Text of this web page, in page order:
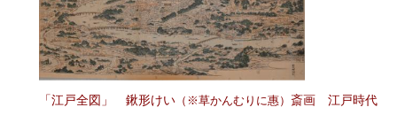
「江戸全図」 鍬形けい （※草かんむりに惠） 斎画 江戸時代